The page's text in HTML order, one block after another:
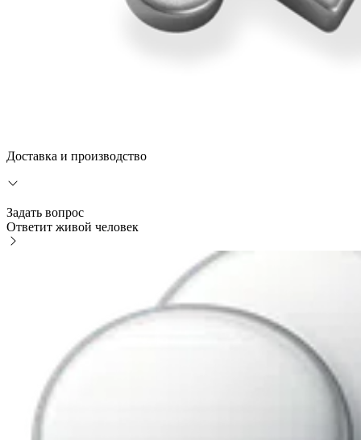
Доставка и производство
Задать вопрос
Ответит живой человек